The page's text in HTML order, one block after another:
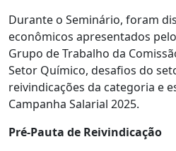
Durante o Seminário, foram
econômicos apresentados
Grupo de Trabalho da
Setor Químico, desafios do
reivindicações da categoria e
Campanha Salarial 2025.
Pré-Pauta de Reivindicação